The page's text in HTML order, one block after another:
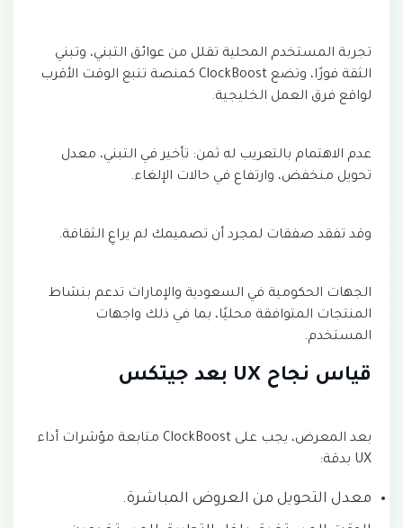
تجربة المستخدم المحلية تقلل من عوائق التبني، وتبني
الثقة فورًا، وتضع ClockBoost كمنصة تتبع الوقت الأقرب
لواقع فرق العمل الخليجية.
عدم الاهتمام بالتعريب له ثمن: تأخير في التبني، معدل
تحويل منخفض، وارتفاع في حالات الإلغاء.
وقد تفقد صفقات لمجرد أن تصميمك لم يراعِ الثقافة.
الجهات الحكومية في السعودية والإمارات تدعم بنشاط
المنتجات المتوافقة محليًا، بما في ذلك واجهات
المستخدم.
قياس نجاح UX بعد جيتكس
بعد المعرض، يجب على ClockBoost متابعة مؤشرات أداء
UX بدقة:
معدل التحويل من العروض المباشرة.